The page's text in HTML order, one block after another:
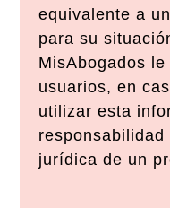
equivalente a
para su
MisAbogados
usuarios, en
utilizar esta
jurídica de un